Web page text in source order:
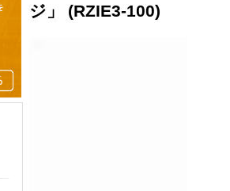
ジ」 (RZIE3-100)